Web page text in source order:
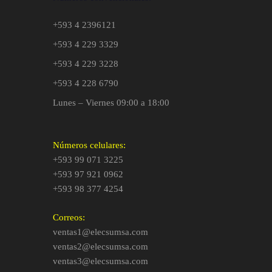
+593 4 2396121
+593 4 229 3329
+593 4 229 3228
+593 4 228 6790
Lunes – Viernes 09:00 a 18:00
Números celulares:
+593 99 071 3225
+593 97 921 0962
+593 98 377 4254
Correos:
ventas1@elecsumsa.com
ventas2@elecsumsa.com
ventas3@elecsumsa.com